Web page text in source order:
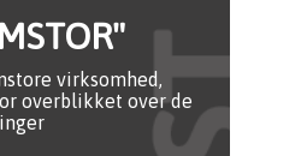
virksomhed,
overblikket over de